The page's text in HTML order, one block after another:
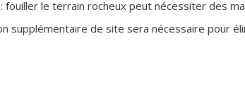
: fouiller le terrain rocheux peut nécessiter des
supplémentaire de site sera nécessaire pour